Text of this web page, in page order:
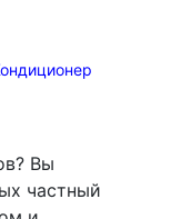
Вы
частный